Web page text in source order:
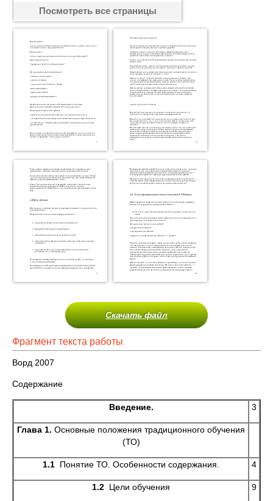
Посмотреть все страницы
Скачать файл
Фрагмент текста работы
Ворд 2007
Содержание
Введение. 3
Глава 1. Основные положения традиционного обучения
(ТО)
1.1 Понятие ТО. Особенности содержания. 4
1.2 Цели обучения 9